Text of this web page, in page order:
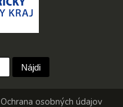
Ochrana osobných údajov